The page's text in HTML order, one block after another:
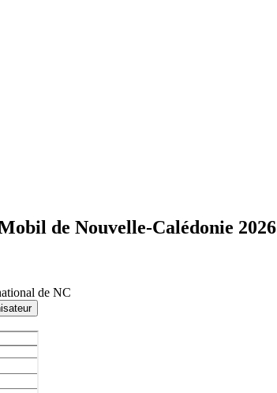
de Nouvelle-Calédonie 2026
de NC